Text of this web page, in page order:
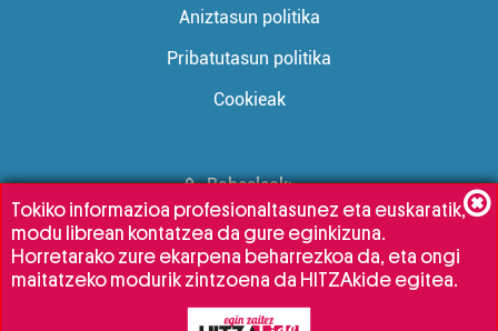
Aniztasun politika
Pribatutasun politika
Cookieak
Babesleak:
Tokiko informazioa profesionaltasunez eta euskaratik,
modu librean kontatzea da gure eginkizuna.
Horretarako zure ekarpena beharrezkoa da, eta ongi
maitatzeko modurik zintzoena da HITZAkide egitea.